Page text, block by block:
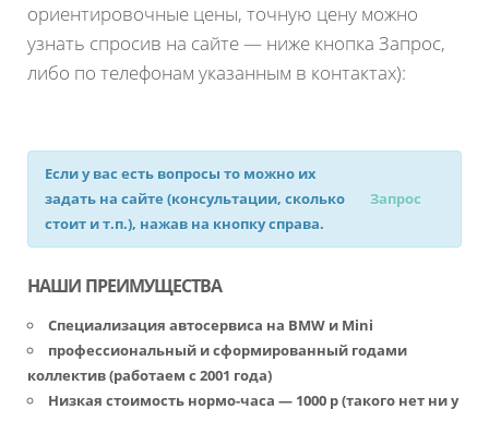
ориентировочные цены, точную цену можно
узнать спросив на сайте — ниже кнопка Запрос,
либо по телефонам указанным в контактах):
Если у вас есть вопросы то можно их
задать на сайте (консультации, сколько
стоит и т.п.), нажав на кнопку справа.
Запрос
НАШИ ПРЕИМУЩЕСТВА
Специализация автосервиса на BMW и Mini
профессиональный и сформированный годами
коллектив (работаем с 2001 года)
Низкая стоимость нормо-часа — 1000 р (такого нет ни у